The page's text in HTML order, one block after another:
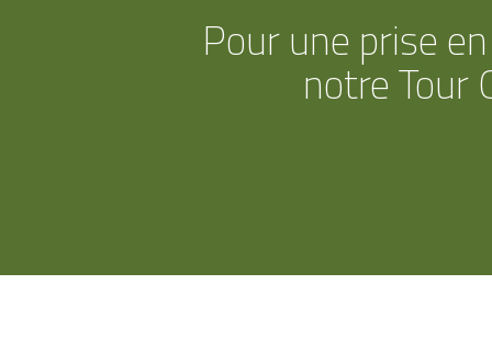
Pour une prise
notre Tour